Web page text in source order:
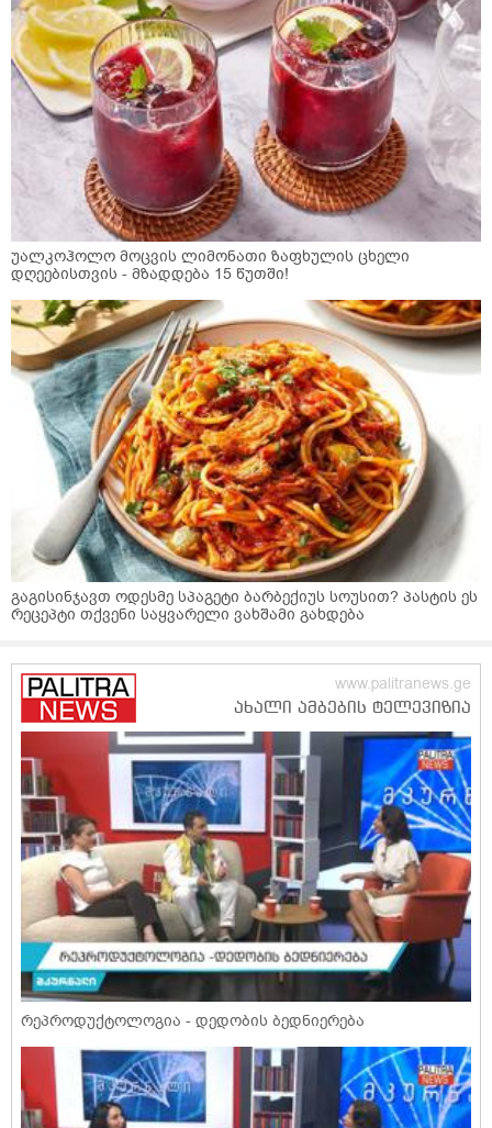
უალკოჰოლო მოცვის ლიმონათი ზაფხულის ცხელი
დღეებისთვის - მზადდება 15 წუთში!
გაგისინჯავთ ოდესმე სპაგეტი ბარბექიუს სოუსით? პასტის ეს
რეცეპტი თქვენი საყვარელი ვახშამი გახდება
რეპროდუქტოლოგია - დედობის ბედნიერება